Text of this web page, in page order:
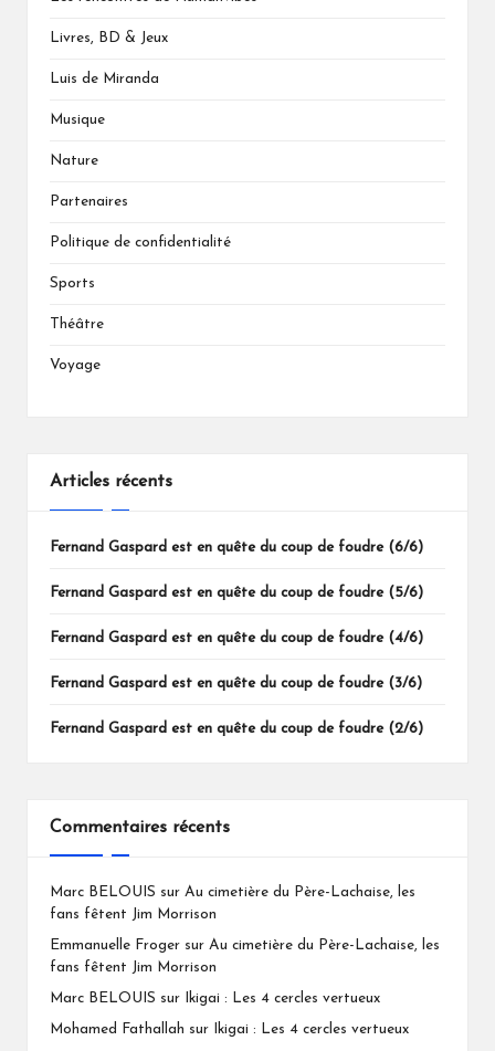
Livres, BD & Jeux
Luis de Miranda
Musique
Nature
Partenaires
Politique de confidentialité
Sports
Théâtre
Voyage
Articles récents
Fernand Gaspard est en quête du coup de foudre (6/6)
Fernand Gaspard est en quête du coup de foudre (5/6)
Fernand Gaspard est en quête du coup de foudre (4/6)
Fernand Gaspard est en quête du coup de foudre (3/6)
Fernand Gaspard est en quête du coup de foudre (2/6)
Commentaires récents
Marc BELOUIS sur Au cimetière du Père-Lachaise, les
fans fêtent Jim Morrison
Emmanuelle Froger sur Au cimetière du Père-Lachaise, les
fans fêtent Jim Morrison
Marc BELOUIS sur Ikigai : Les 4 cercles vertueux
Mohamed Fathallah sur Ikigai : Les 4 cercles vertueux